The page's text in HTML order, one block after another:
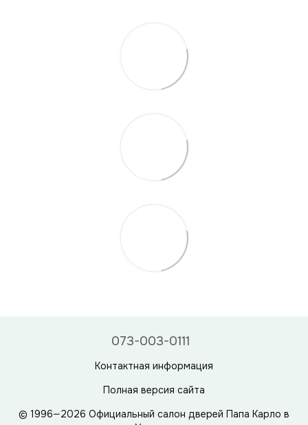
073-003-0111
Контактная информация
Полная версия сайта
© 1996—2026 Официальный салон дверей Папа Карло в